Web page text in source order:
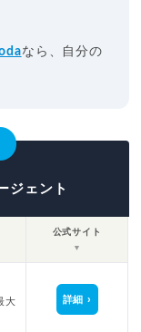
なら、自分の
ジェント
公式サイト
▼
大
詳細